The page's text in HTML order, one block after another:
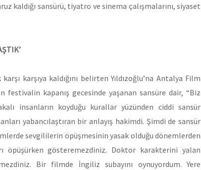
kaldığı sansürü, tiyatro ve sinema çalışmalarını, siyaset
karşıya kaldığını belirten Yıldızoğlu’na Antalya Film
festivalin kapanış gecesinde yaşanan sansüre dair, “Biz
insanların koyduğu kurallar yüzünden ciddi sansür
yabancılaştıran bir anlayış hakimdi. Şimdi de sansür
sevgililerin öpüşmesinin yasak olduğu dönemlerden
öpüşürken gösteremezdiniz. Doktor karakterini yalan
Bir filmde İngiliz subayını oynuyordum. Yere